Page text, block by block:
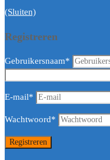
(Sluiten)
Registreren
Gebruikersnaam*
E-mail*
Wachtwoord*